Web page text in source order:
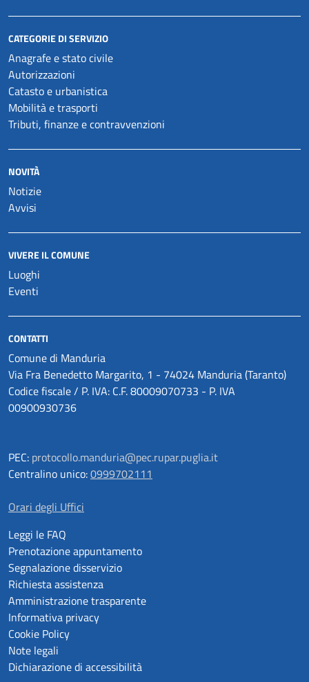
CATEGORIE DI SERVIZIO
Anagrafe e stato civile
Autorizzazioni
Catasto e urbanistica
Mobilità e trasporti
Tributi, finanze e contravvenzioni
NOVITÀ
Notizie
Avvisi
VIVERE IL COMUNE
Luoghi
Eventi
CONTATTI
Comune di Manduria
Via Fra Benedetto Margarito, 1 - 74024 Manduria (Taranto)
Codice fiscale / P. IVA: C.F. 80009070733 - P. IVA
00900930736
PEC: protocollo.manduria@pec.rupar.puglia.it
Centralino unico:0999702111
Orari degli Uffici
Leggi le FAQ
Prenotazione appuntamento
Segnalazione disservizio
Richiesta assistenza
Amministrazione trasparente
Informativa privacy
Cookie Policy
Note legali
Dichiarazione di accessibilità